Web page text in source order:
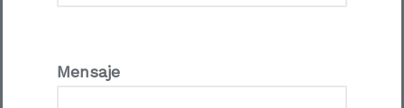
Mensaje